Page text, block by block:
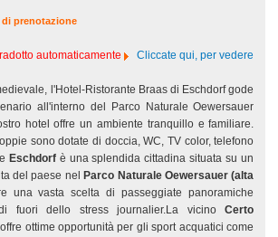
prenotazione
automaticamente
Cliccate qui, per vedere
l'Hotel-Ristorante Braas di Eschdorf gode
all'interno del Parco Naturale Oewersauer
hotel offre un ambiente tranquillo e familiare.
sono dotate di doccia, WC, TV color, telefono
Eschdorfè una splendida cittadina situata su un
del paese nel
Parco Naturale Oewersauer (alta
una vasta scelta di passeggiate panoramiche
fuori dello stress journalier.La vicinoCerto
ottime opportunità per gli sport acquatici come